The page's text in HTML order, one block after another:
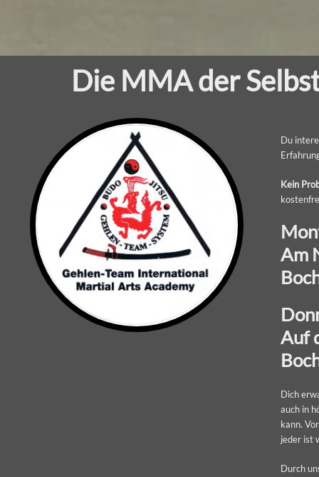
Die MMA der
Du
Kein
Am
Auf
Dich
auch in
kann.
jeder ist
Durch